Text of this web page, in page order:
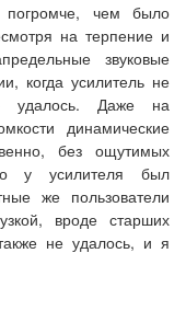
погромче, чем было
на терпение и
звуковые
когда усилитель не
удалось. Даже на
динамические
без ощутимых
у усилителя был
же пользователи
вроде старших
не удалось, и я